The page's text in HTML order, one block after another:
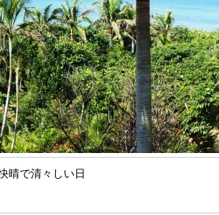
晴で清々しい日